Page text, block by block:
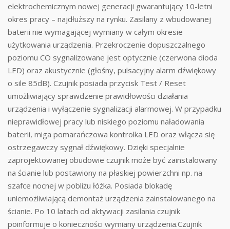
elektrochemicznym nowej generacji gwarantujący 10-letni
okres pracy – najdłuższy na rynku. Zasilany z wbudowanej
baterii nie wymagającej wymiany w całym okresie
użytkowania urządzenia. Przekroczenie dopuszczalnego
poziomu CO sygnalizowane jest optycznie (czerwona dioda
LED) oraz akustycznie (głośny, pulsacyjny alarm dźwiękowy
o sile 85dB). Czujnik posiada przycisk Test / Reset
umożliwiający sprawdzenie prawidłowości działania
urządzenia i wyłączenie sygnalizacji alarmowej. W przypadku
nieprawidłowej pracy lub niskiego poziomu naładowania
baterii, miga pomarańczowa kontrolka LED oraz włącza się
ostrzegawczy sygnał dźwiękowy. Dzięki specjalnie
zaprojektowanej obudowie czujnik może być zainstalowany
na ścianie lub postawiony na płaskiej powierzchni np. na
szafce nocnej w pobliżu łóżka. Posiada blokadę
uniemożliwiającą demontaż urządzenia zainstalowanego na
ścianie. Po 10 latach od aktywacji zasilania czujnik
poinformuje o konieczności wymiany urządzenia.Czujnik